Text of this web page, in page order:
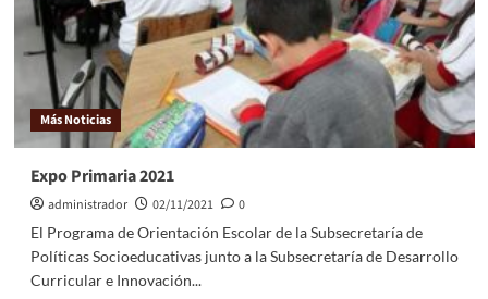
Más Noticias
Expo Primaria 2021
administrador 02/11/2021
0
El Programa de Orientación Escolar de la Subsecretaría de
Políticas Socioeducativas junto a la Subsecretaría de Desarrollo
Curricular e Innovación...